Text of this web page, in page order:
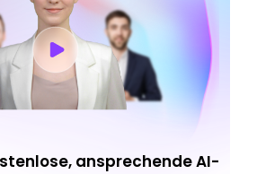
ansprechende AI-